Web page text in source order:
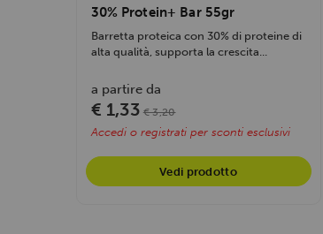
30% Protein+ Bar 55gr
Barretta proteica con 30% di proteine di
alta qualità, supporta la crescita...
a partire da
€ 1,33 € 3,20
Accedi o registrati per sconti esclusivi
Vedi prodotto